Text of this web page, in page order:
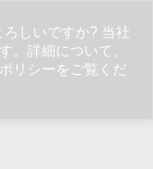
しいですか? 当社
。詳細について、
リシーをご覧くだ